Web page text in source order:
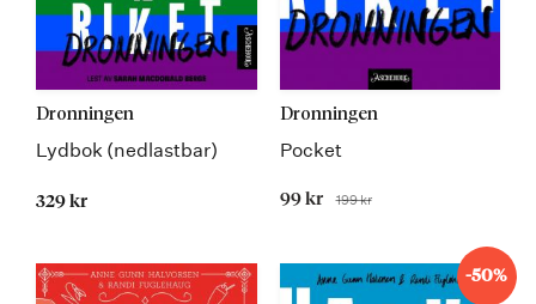
Dronningen
Lydbok (nedlastbar)
329 kr
Dronningen
Pocket
Tilbudspris
99 kr Før
199 kr
-50%